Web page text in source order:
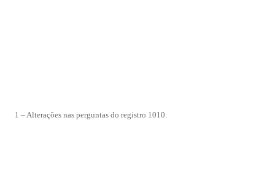
1 – Alterações nas perguntas do registro 1010.